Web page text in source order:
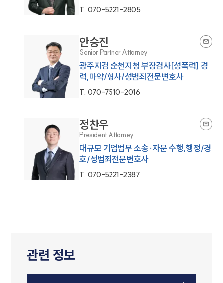
T. 070-5221-2805
안승진
Senior Partner Attorney
광주지검 순천지청 부장검사[성폭력] 경
력,마약/형사/성범죄전문변호사
T. 070-7510-2016
정찬우
President Attorney
대규모 기업법무 소송·자문 수행,행정/경
호/성범죄전문변호사
T. 070-5221-2387
관련 정보